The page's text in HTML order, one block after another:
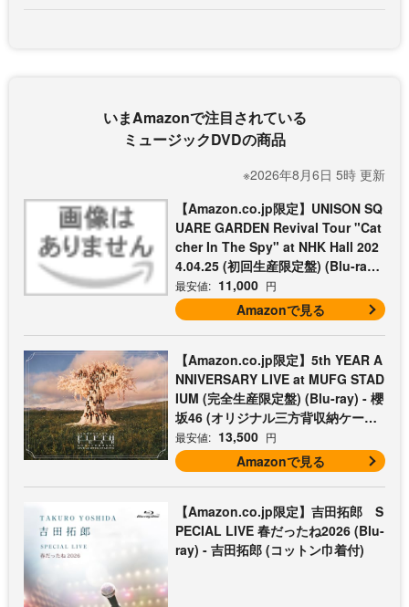
いまAmazonで注目されている
ミュージックDVDの商品
※2026年8月6日 5時 更新
【Amazon.co.jp限定】UNISON SQ
UARE GARDEN Revival Tour "Cat
cher In The Spy" at NHK Hall 202
4.04.25 (初回生産限定盤) (Blu-ray)
- UNISON SQUARE GARDEN (コッ
トン巾着付)
最安値: 11,000 円
Amazonで見る
【Amazon.co.jp限定】5th YEAR A
NNIVERSARY LIVE at MUFG STAD
IUM (完全生産限定盤) (Blu-ray) - 櫻
坂46 (オリジナル三方背収納ケース
付)
最安値: 13,500 円
Amazonで見る
【Amazon.co.jp限定】吉田拓郎 S
PECIAL LIVE 春だったね2026 (Blu-
ray) - 吉田拓郎 (コットン巾着付)